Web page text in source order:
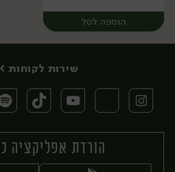
הוספה לסל
יח׳
שירות לקוחות >
הורדת אפליקציה